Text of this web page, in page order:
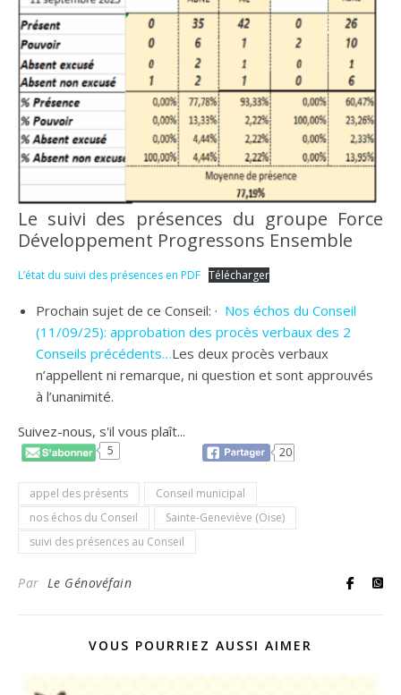
Le suivi des présences du groupe Force
Développement Progressons Ensemble
L’état du suivi des présences en PDF Télécharger
Prochain sujet de ce Conseil: · Nos échos du Conseil
(11/09/25): approbation des procès verbaux des 2
Conseils précédents…Les deux procès verbaux
n’appellent ni remarque, ni question et sont approuvés
à l’unanimité.
Suivez-nous, s'il vous plaît...
5 20
appel des présents
Conseil municipal
nos échos du Conseil
Sainte-Geneviève (Oise)
suivi des présences au Conseil
Par Le Génovéfain
VOUS POURRIEZ AUSSI AIMER